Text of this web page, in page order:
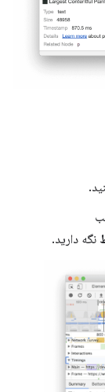
نگه دارید.